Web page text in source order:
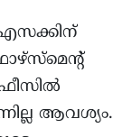
ആവശ്യം.